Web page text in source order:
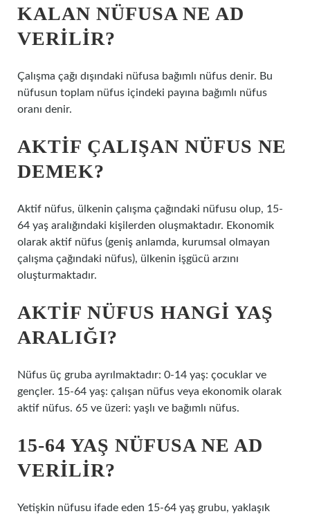
KALAN NÜFUSA NE AD
VERILIR?
Çalışma çağı dışındaki nüfusa bağımlı nüfus denir. Bu
nüfusun toplam nüfus içindeki payına bağımlı nüfus
oranı denir.
AKTIF ÇALIŞAN NÜFUS NE
DEMEK?
Aktif nüfus, ülkenin çalışma çağındaki nüfusu olup, 15-
64 yaş aralığındaki kişilerden oluşmaktadır. Ekonomik
olarak aktif nüfus (geniş anlamda, kurumsal olmayan
çalışma çağındaki nüfus), ülkenin işgücü arzını
oluşturmaktadır.
AKTIF NÜFUS HANGI YAŞ
ARALIĞI?
Nüfus üç gruba ayrılmaktadır: 0-14 yaş: çocuklar ve
gençler. 15-64 yaş: çalışan nüfus veya ekonomik olarak
aktif nüfus. 65 ve üzeri: yaşlı ve bağımlı nüfus.
15-64 YAŞ NÜFUSA NE AD
VERILIR?
Yetişkin nüfusu ifade eden 15-64 yaş grubu, yaklaşık